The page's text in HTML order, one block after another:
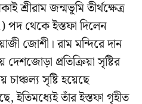
শ্রীরাম জন্মভূমি তীর্থক্ষেত্র
থেকে ইস্তফা দিলেন
জোশী। রাম মন্দিরে দান
প্রতিক্রিয়া সৃষ্টির
সৃষ্টি হয়েছে
ইতিমধ্যেই তাঁর ইস্তফা গৃহীত